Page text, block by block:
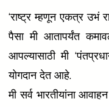
‘राष्ट्र म्हणून एकत्र उभं
पैसा मी आतापर्यंत
आपल्यासाठी मी
योगदान देत आहे.
मी सर्व भारतीयांना